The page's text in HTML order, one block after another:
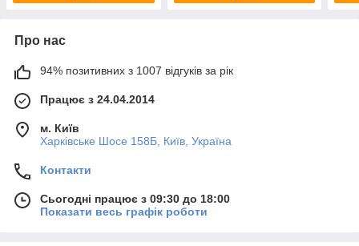
Про нас
94% позитивних з 1007 відгуків за рік
Працює з 24.04.2014
м. Київ
Харківське Шосе 158Б, Київ, Україна
Контакти
Сьогодні працює з 09:30 до 18:00
Показати весь графік роботи